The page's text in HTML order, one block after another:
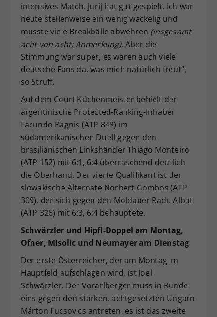
intensives Match. Jurij hat gut gespielt. Ich war
heute stellenweise ein wenig wackelig und
musste viele Breakbälle abwehren (insgesamt
acht von acht; Anmerkung). Aber die
Stimmung war super, es waren auch viele
deutsche Fans da, was mich natürlich freut“,
so Struff.
Auf dem Court Küchenmeister behielt der
argentinische Protected-Ranking-Inhaber
Facundo Bagnis (ATP 848) im
südamerikanischen Duell gegen den
brasilianischen Linkshänder Thiago Monteiro
(ATP 152) mit 6:1, 6:4 überraschend deutlich
die Oberhand. Der vierte Qualifikant ist der
slowakische Alternate Norbert Gombos (ATP
309), der sich gegen den Moldauer Radu Albot
(ATP 326) mit 6:3, 6:4 behauptete.
Schwärzler und Hipfl-Doppel am Montag,
Ofner, Misolic und Neumayer am Dienstag
Der erste Österreicher, der am Montag im
Hauptfeld aufschlagen wird, ist Joel
Schwärzler. Der Vorarlberger muss in Runde
eins gegen den starken, achtgesetzten Ungarn
Márton Fucsovics antreten, es ist das zweite